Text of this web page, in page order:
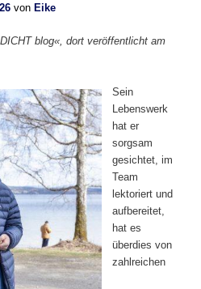
von Eike
blog«, dort veröffentlicht am
Sein
Lebenswerk
hat er
sorgsam
gesichtet, im
Team
lektoriert und
aufbereitet,
hat es
überdies von
zahlreichen